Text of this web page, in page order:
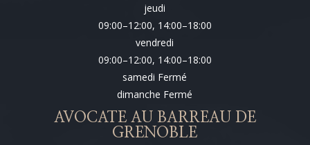
jeudi
09:00–12:00, 14:00–18:00
vendredi
09:00–12:00, 14:00–18:00
samedi Fermé
dimanche Fermé
AVOCATE AU BARREAU DE
GRENOBLE